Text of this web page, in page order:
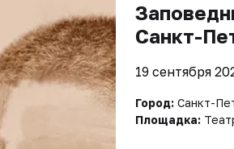
Санкт-
19 сентября
Город: Санкт-
Площадка: